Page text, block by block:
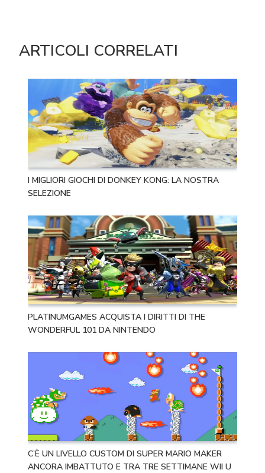
ARTICOLI CORRELATI
I MIGLIORI GIOCHI DI DONKEY KONG: LA NOSTRA
SELEZIONE
PLATINUMGAMES ACQUISTA I DIRITTI DI THE
WONDERFUL 101 DA NINTENDO
C’È UN LIVELLO CUSTOM DI SUPER MARIO MAKER
ANCORA IMBATTUTO E TRA TRE SETTIMANE WII U